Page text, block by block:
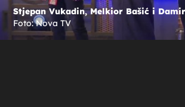
Stjepan Vukadin, Melkior Bašić i
Foto: Nova TV